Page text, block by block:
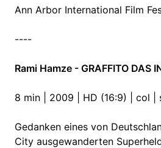
Ann Arbor International Film
----
Rami Hamze - GRAFFITO DAS
8 min | 2009 | HD (16:9) | col
Gedanken eines von
City ausgewanderten